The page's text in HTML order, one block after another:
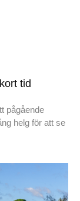
tid
pågående
helg för att se